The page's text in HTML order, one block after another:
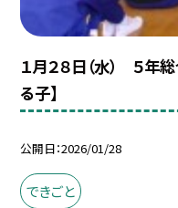
１月２８日（水） ５年
る子】
公開日 2026/01/28
できごと